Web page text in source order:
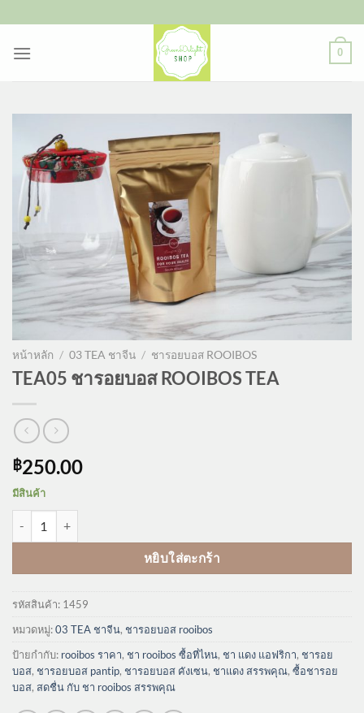
ไป
0
หน้าหลัก / 03 TEA ชาจีน / ชารอยบอส ROOIBOS
TEA05 ชารอยบอส ROOIBOS TEA
฿250.00
มีสินค้า
หยิบใส่ตะกร้า
รหัสสินค้า: 1459
หมวดหมู่:03 TEA ชาจีน, ชารอยบอส rooibos
ป้ายกำกับ: rooibos ราคา, ชา rooibos ซื้อที่ไหน, ชา แดง แอฟริกา, ชารอย
บอส, ชารอยบอส pantip, ชารอยบอส คังเซน, ชาแดง สรรพคุณ, ซื้อชารอย
บอส, สดชื่น กับ ชา rooibos สรรพคุณ